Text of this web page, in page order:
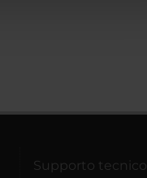
Supporto tecnico